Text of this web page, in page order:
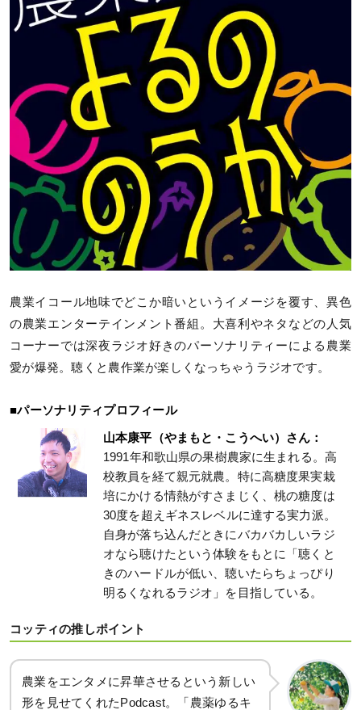
農業イコール地味でどこか暗いというイメージを覆す、異色
の農業エンターテインメント番組。大喜利やネタなどの人気
コーナーでは深夜ラジオ好きのパーソナリティーによる農業
愛が爆発。聴くと農作業が楽しくなっちゃうラジオです。
■パーソナリティプロフィール
山本康平（やまもと・こうへい）さん：
1991年和歌山県の果樹農家に生まれる。高
校教員を経て親元就農。特に高糖度果実栽
培にかける情熱がすさまじく、桃の糖度は
30度を超えギネスレベルに達する実力派。
自身が落ち込んだときにバカバカしいラジ
オなら聴けたという体験をもとに「聴くと
きのハードルが低い、聴いたらちょっぴり
明るくなれるラジオ」を目指している。
コッティの推しポイント
農業をエンタメに昇華させるという新しい
形を見せてくれたPodcast。「農薬ゆるキ